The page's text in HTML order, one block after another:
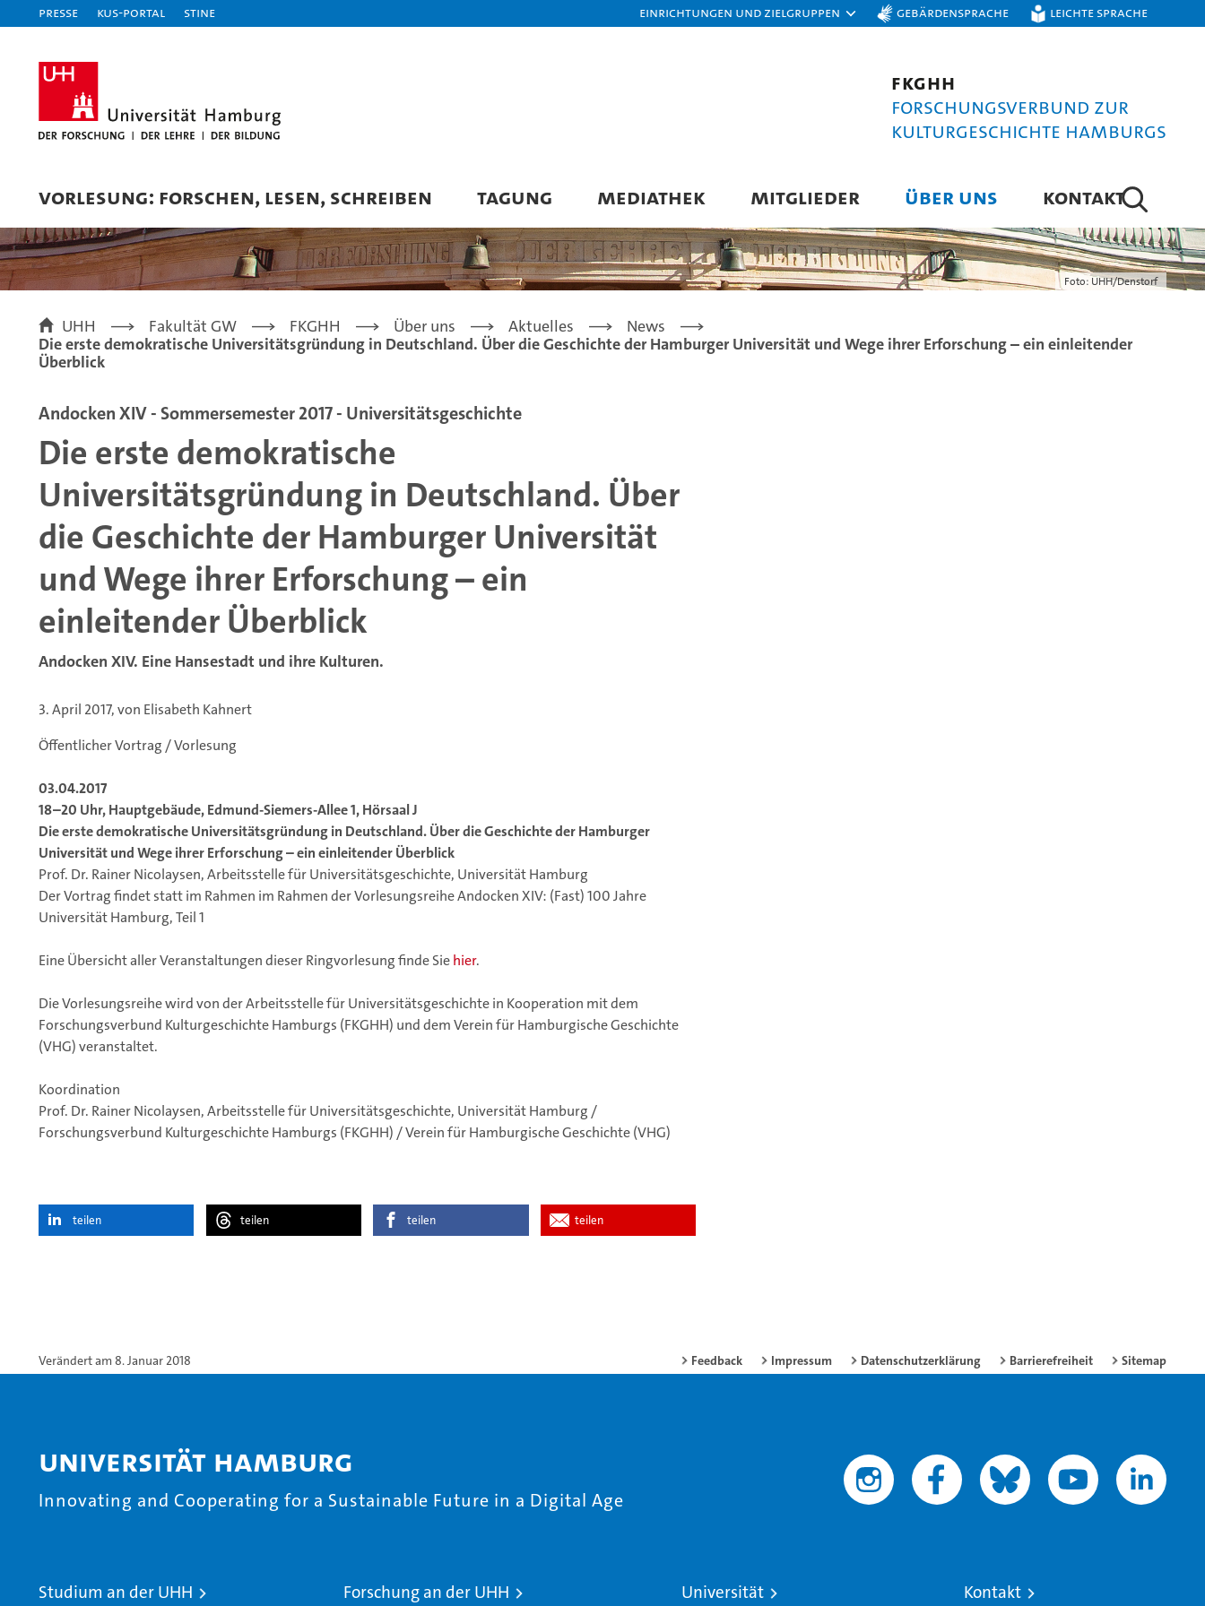
Presse KUS-Portal STiNE Einrichtungen und Zielgruppen Gebärdensprache Leichte Sprache
FKGHH
Forschungsverbund zur
Kulturgeschichte Hamburgs
VORLESUNG: FORSCHEN, LESEN, SCHREIBEN TAGUNG MEDIATHEK MITGLIEDER ÜBER UNS KONTAKT
Foto: UHH/Denstorf
UHH Fakultät GW FKGHH Über uns Aktuelles
News
Die erste demokratische Universitätsgründung in Deutschland. Über die Geschichte der Hamburger Universität und Wege ihrer Erforschung – ein einleitender
Überblick
Andocken XIV - Sommersemester 2017 - Universitätsgeschichte
Die erste demokratische
Universitätsgründung in Deutschland. Über
die Geschichte der Hamburger Universität
und Wege ihrer Erforschung – ein
einleitender Überblick
Andocken XIV. Eine Hansestadt und ihre Kulturen.
3. April 2017, von Elisabeth Kahnert
Öffentlicher Vortrag / Vorlesung
03.04.2017
18–20 Uhr, Hauptgebäude, Edmund-Siemers-Allee 1, Hörsaal J
Die erste demokratische Universitätsgründung in Deutschland. Über die Geschichte der Hamburger
Universität und Wege ihrer Erforschung – ein einleitender Überblick
Prof. Dr. Rainer Nicolaysen, Arbeitsstelle für Universitätsgeschichte, Universität Hamburg
Der Vortrag findet statt im Rahmen im Rahmen der Vorlesungsreihe Andocken XIV: (Fast) 100 Jahre
Universität Hamburg, Teil 1
Eine Übersicht aller Veranstaltungen dieser Ringvorlesung finde Siehier.
Die Vorlesungsreihe wird von der Arbeitsstelle für Universitätsgeschichte in Kooperation mit dem
Forschungsverbund Kulturgeschichte Hamburgs (FKGHH) und dem Verein für Hamburgische Geschichte
(VHG) veranstaltet.
Koordination
Prof. Dr. Rainer Nicolaysen, Arbeitsstelle für Universitätsgeschichte, Universität Hamburg /
Forschungsverbund Kulturgeschichte Hamburgs (FKGHH) / Verein für Hamburgische Geschichte (VHG)
teilen teilen teilen teilen
Verändert am 8. Januar 2018 Feedback Impressum Datenschutzerklärung Barrierefreiheit Sitemap
Universität Hamburg
Innovating and Cooperating for a Sustainable Future in a Digital Age
Studium an der UHH Forschung an der UHH Universität Kontakt